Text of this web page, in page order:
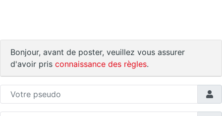
Bonjour, avant de poster, veuillez vous assurer
d'avoir pris connaissance des règles.